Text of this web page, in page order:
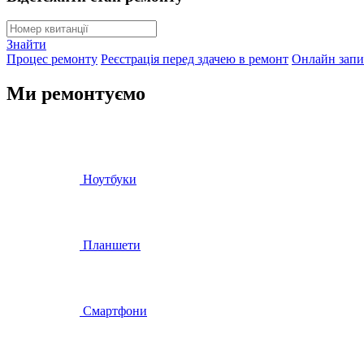
Знайти
Процес ремонту Реєстрація перед здачею в ремонт Онлайн
Ми ремонтуємо
Ноутбуки
Планшети
Смартфони